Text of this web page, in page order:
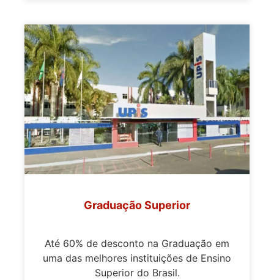
Graduação Superior
Até 60% de desconto na Graduação em
uma das melhores instituições de Ensino
Superior do Brasil.